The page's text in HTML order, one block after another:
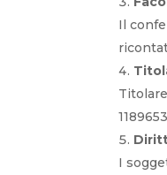
Il
I